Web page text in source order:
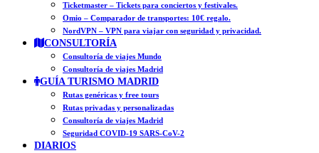
Ticketmaster – Tickets para conciertos y festivales.
Omio – Comparador de transportes: 10€ regalo.
NordVPN – VPN para viajar con seguridad y privacidad.
CONSULTORÍA
Consultoría de viajes Mundo
Consultoría de viajes Madrid
GUÍA TURISMO MADRID
Rutas genéricas y free tours
Rutas privadas y personalizadas
Consultoría de viajes Madrid
Seguridad COVID-19 SARS-CoV-2
DIARIOS